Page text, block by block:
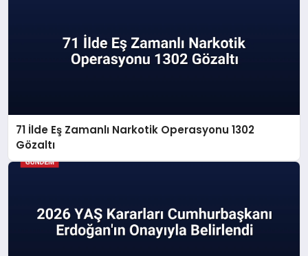
71 İlde Eş Zamanlı Narkotik Operasyonu 1302
Gözaltı